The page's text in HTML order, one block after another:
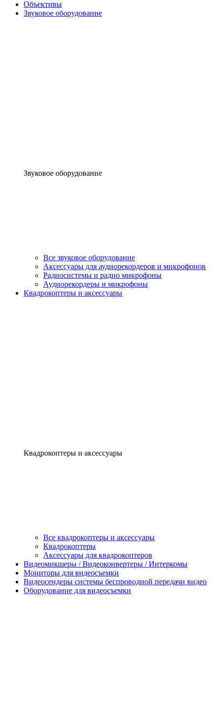
Объективы
Звуковое оборудование
Звуковое оборудование
Все звуковое оборудование
Аксессуары для аудиорекордеров и микрофонов
Радиосистемы и радио микрофоны
Аудиорекордеры и микрофоны
Квадрокоптеры и аксессуары
Квадрокоптеры и аксессуары
Все квадрокоптеры и аксессуары
Квадрокоптеры
Аксессуары для квадрокоптеров
Видеомикшеры / Видеоконвертеры / Интеркомы
Мониторы для видеосъемки
Видеосендеры системы беспроводной передачи видео
Оборудование для видеосъемки